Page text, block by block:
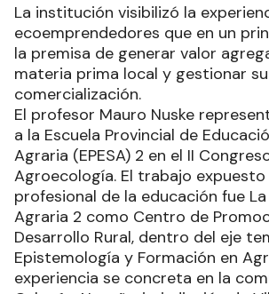
La institución visibilizó la
ecoemprendedores que en un
la premisa de generar valor
materia prima local y gestionar su
comercialización.
El profesor Mauro Nuske
a la Escuela Provincial de
Agraria (EPESA) 2 en el II
Agroecología. El trabajo
profesional de la educación fue La
Agraria 2 como Centro de
Desarrollo Rural, dentro del eje
Epistemología y Formación en
experiencia se concreta en la